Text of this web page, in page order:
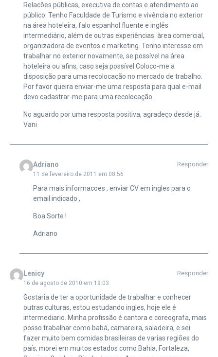
Relacões públicas, executiva de contas e atendimento ao
público. Tenho Faculdade de Turismo e vivência no exterior
na área hoteleira, falo espanhol fluente e inglês
intermediário, além de outras experiências: àrea comercial,
organizadora de eventos e marketing. Tenho interesse em
trabalhar no exterior novamente, se possível na área
hoteleira ou afins, caso seja possível.Coloco-me a
disposição para uma recolocação no mercado de trabalho.
Por favor queira enviar-me uma resposta para qual e-mail
devo cadastrar-me para uma recolocação.
No aguardo por uma resposta positiva, agradeço desde já.
Vani
Adriano
11 de fevereiro de 2011 em 08:56
Responder
Para mais informacoes , enviar CV em ingles para o
email indicado ,
Boa Sorte !
Adriano
Lenicy
16 de agosto de 2010 em 19:03
Responder
Gostaria de ter a oportunidade de trabalhar e conhecer
outras culturas, estou estudando ingles, hoje ele é
intermediario. Minha profissão é cantora e coreografa, mais
posso trabalhar como babá, camareira, saladeira, e sei
fazer muito bem comidas brasileiras de varias regiões do
país, morei em muitos estados como Bahia, Fortaleza,